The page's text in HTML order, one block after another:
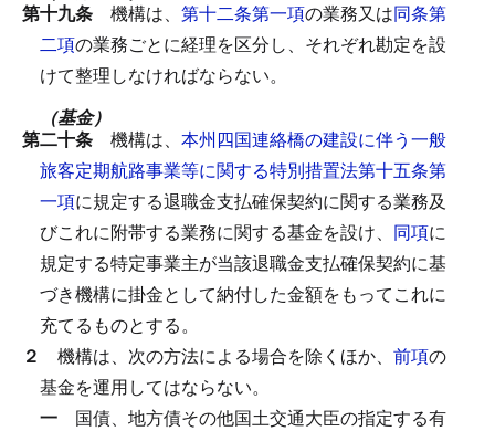
第十九条 機構は、 第十二条第一項の業務又は同条第
二項の業務ごとに経理を区分し、それぞれ勘定を設
けて整理しなければならない。
（基金）
第二十条 機構は、 本州四国連絡橋の建設に伴う一般
旅客定期航路事業等に関する特別措置法第十五条第
一項に規定する退職金支払確保契約に関する業務及
びこれに附帯する業務に関する基金を設け、 同項に
規定する特定事業主が当該退職金支払確保契約に基
づき機構に掛金として納付した金額をもってこれに
充てるものとする。
２ 機構は、次の方法による場合を除くほか、 前項の
基金を運用してはならない。
一 国債、地方債その他国土交通大臣の指定する有